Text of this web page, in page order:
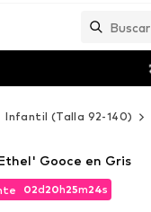
Infantil (Talla 92-140)
02d20h25m22s
02d20h25m22s
Gooce en Gris